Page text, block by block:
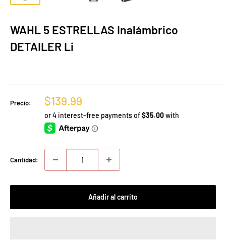
WAHL 5 ESTRELLAS Inalámbrico
DETAILER Li
Precio:
Precio
de
venta
$139.99
Cantidad:
Añadir al carrito